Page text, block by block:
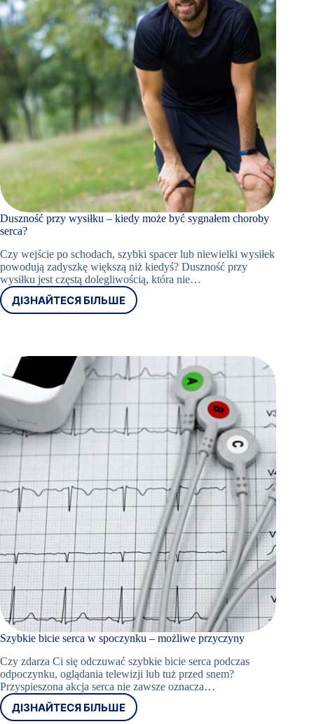
Duszność przy wysiłku – kiedy może być sygnałem choroby
serca?
Czy wejście po schodach, szybki spacer lub niewielki wysiłek
powodują zadyszkę większą niż kiedyś? Duszność przy
wysiłku jest częstą dolegliwością, która nie…
ДІЗНАЙТЕСЯ БІЛЬШЕ
DUSZNOŚĆ
KIEDY
MOŻE
BYĆ
SYGNAŁEM
CHOROBY
SERCA?
Szybkie bicie serca w spoczynku – możliwe przyczyny
Czy zdarza Ci się odczuwać szybkie bicie serca podczas
odpoczynku, oglądania telewizji lub tuż przed snem?
Przyspieszona akcja serca nie zawsze oznacza…
ДІЗНАЙТЕСЯ БІЛЬШЕ
SZYBKIE